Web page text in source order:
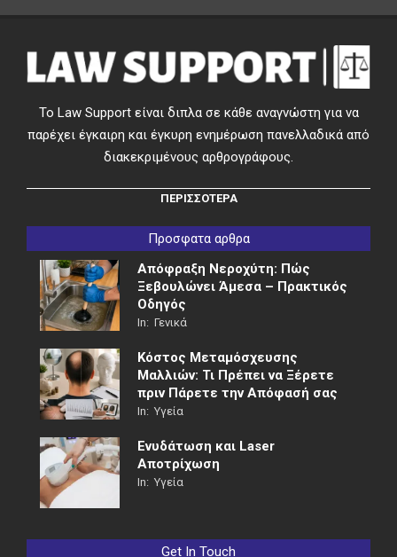
Το Law Support είναι διπλα σε κάθε αναγνώστη για να
παρέχει έγκαιρη και έγκυρη ενημέρωση πανελλαδικά από
διακεκριμένους αρθρογράφους.
ΠΕΡΙΣΣΟΤΕΡΑ
Προσφατα αρθρα
Απόφραξη Νεροχύτη: Πώς
Ξεβουλώνει Άμεσα – Πρακτικός
Οδηγός
In: Γενικά
Κόστος Μεταμόσχευσης
Μαλλιών: Τι Πρέπει να Ξέρετε
πριν Πάρετε την Απόφασή σας
In: Υγεία
Ενυδάτωση και Laser
Αποτρίχωση
In: Υγεία
Get In Touch